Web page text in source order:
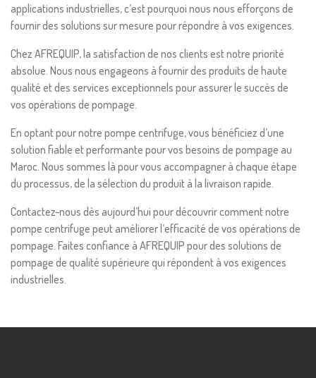
applications industrielles, c’est pourquoi nous nous efforçons de
fournir des solutions sur mesure pour répondre à vos exigences.
Chez AFREQUIP, la satisfaction de nos clients est notre priorité
absolue. Nous nous engageons à fournir des produits de haute
qualité et des services exceptionnels pour assurer le succès de
vos opérations de pompage.
En optant pour notre pompe centrifuge, vous bénéficiez d’une
solution fiable et performante pour vos besoins de pompage au
Maroc. Nous sommes là pour vous accompagner à chaque étape
du processus, de la sélection du produit à la livraison rapide.
Contactez-nous dès aujourd’hui pour découvrir comment notre
pompe centrifuge peut améliorer l’efficacité de vos opérations de
pompage. Faites confiance à AFREQUIP pour des solutions de
pompage de qualité supérieure qui répondent à vos exigences
industrielles.